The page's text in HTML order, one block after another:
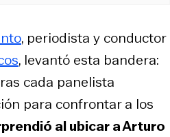
, periodista y conductor
, levantó esta bandera:
cada panelista
para confrontar a los
al ubicar a Arturo